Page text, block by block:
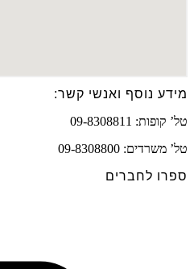
מידע נוסף ואנשי קשר:
טל’ קופות: 09-8308811
טל’ משרדים: 09-8308800
ספרו לחברים